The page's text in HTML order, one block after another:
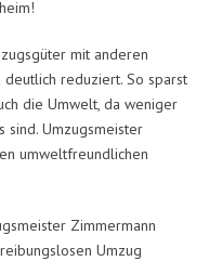
mit anderen
reduziert. So sparst
die Umwelt, da weniger
Umzugsmeister
umweltfreundlichen
Zimmermann
Umzug